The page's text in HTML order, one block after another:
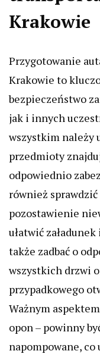
Krakowie
Przygotowanie
Krakowie to
bezpieczeństwo
jak i innych
wszystkim należy
przedmioty
odpowiednio
również
pozostawienie
ułatwić
także zadbać o
wszystkich drzwi
przypadkowego
Ważnym
opon – powinny
napompowane, co